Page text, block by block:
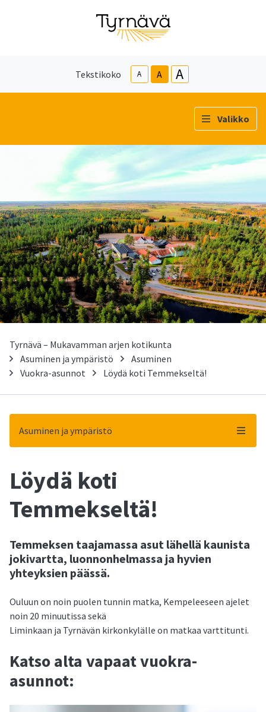
Tekstikoko A A A
Valikko
Tyrnävä – Mukavamman arjen kotikunta
Asuminen ja ympäristö
Asuminen
Vuokra-asunnot
Löydä koti Temmekseltä!
Asuminen ja ympäristö
-Löydä koti
Temmekseltä!
Temmeksen taajamassa asut lähellä kaunista
jokivartta, luonnonhelmassa ja hyvien
yhteyksien päässä.
Ouluun on noin puolen tunnin matka, Kempeleeseen ajelet
noin 20 minuutissa sekä
Liminkaan ja Tyrnävän kirkonkylälle on matkaa varttitunti.
Katso alta vapaat vuokra-
asunnot: